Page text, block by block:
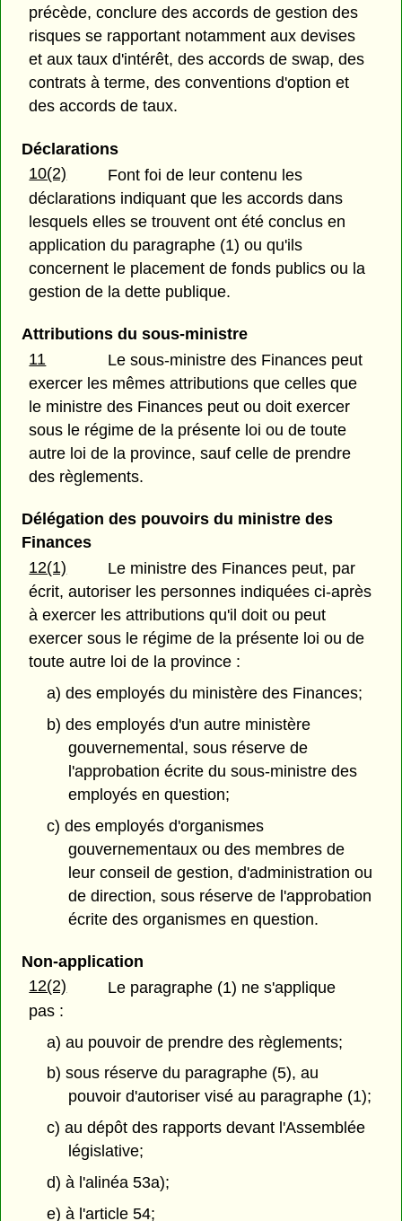
précède, conclure des accords de gestion des
risques se rapportant notamment aux devises
et aux taux d'intérêt, des accords de swap, des
contrats à terme, des conventions d'option et
des accords de taux.
Déclarations
10(2)
Font foi de leur contenu les
déclarations indiquant que les accords dans
lesquels elles se trouvent ont été conclus en
application du paragraphe (1) ou qu'ils
concernent le placement de fonds publics ou la
gestion de la dette publique.
Attributions du sous-ministre
11
Le sous-ministre des Finances peut
exercer les mêmes attributions que celles que
le ministre des Finances peut ou doit exercer
sous le régime de la présente loi ou de toute
autre loi de la province, sauf celle de prendre
des règlements.
Délégation des pouvoirs du ministre des
Finances
12(1)
Le ministre des Finances peut, par
écrit, autoriser les personnes indiquées ci-après
à exercer les attributions qu'il doit ou peut
exercer sous le régime de la présente loi ou de
toute autre loi de la province :
a) des employés du ministère des Finances;
b) des employés d'un autre ministère
gouvernemental, sous réserve de
l'approbation écrite du sous-ministre des
employés en question;
c) des employés d'organismes
gouvernementaux ou des membres de
leur conseil de gestion, d'administration ou
de direction, sous réserve de l'approbation
écrite des organismes en question.
Non-application
12(2)
Le paragraphe (1) ne s'applique
pas :
a) au pouvoir de prendre des règlements;
b) sous réserve du paragraphe (5), au
pouvoir d'autoriser visé au paragraphe (1);
c) au dépôt des rapports devant l'Assemblée
législative;
d) à l'alinéa 53a);
e) à l'article 54;